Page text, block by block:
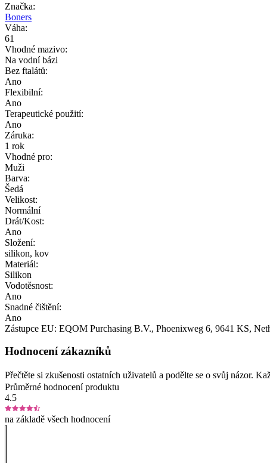
Značka:
Boners
Váha:
61
Vhodné mazivo:
Na vodní bázi
Bez ftalátů:
Ano
Flexibilní:
Ano
Terapeutické použití:
Ano
Záruka:
1 rok
Vhodné pro:
Muži
Barva:
Šedá
Velikost:
Normální
Drát/Kost:
Ano
Složení:
silikon, kov
Materiál:
Silikon
Vodotěsnost:
Ano
Snadné čištění:
Ano
Zástupce EU: EQOM Purchasing B.V., Phoenixweg 6, 9641 KS,
Hodnocení zákazníků
Přečtěte si zkušenosti ostatních uživatelů a podělte se o svůj názor.
Průměrné hodnocení produktu
4.5
na základě všech hodnocení